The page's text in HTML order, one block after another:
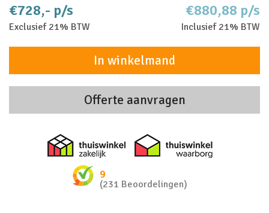
€728,- p/s
Exclusief 21% BTW
€880,88 p/s
Inclusief 21% BTW
In winkelmand
Offerte aanvragen
Thuiswinkel zakelijk
9
(231 Beoordelingen)